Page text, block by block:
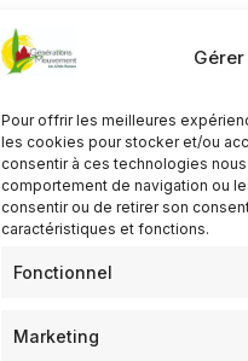
Pour offrir les meilleures
les cookies pour stocker et/ou
consentir à ces technologies
comportement de navigation ou
consentir ou de retirer son
caractéristiques et fonctions.
Fonctionnel
Marketing